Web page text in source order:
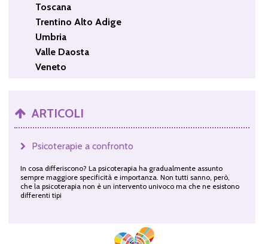
Toscana
Trentino Alto Adige
Umbria
Valle Daosta
Veneto
ARTICOLI
Psicoterapie a confronto
In cosa differiscono? La psicoterapia ha gradualmente assunto
sempre maggiore specificità e importanza. Non tutti sanno, però,
che la psicoterapia non è un intervento univoco ma che ne esistono
differenti tipi